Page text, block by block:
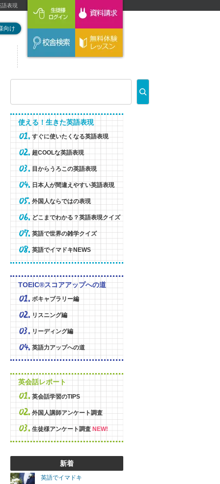
語表現
向け
使える！生きた英語表現
すぐに使いたくなる英語表現
超COOLな英語表現
目からうろこの英語表現
日本人が間違えやすい英語表現
外国人ならではの表現
どこまでわかる？英語表現クイズ
英語で世界の雑学クイズ
英語でイマドキNEWS
TOEIC®スコアアップへの道
ボキャブラリー編
リスニング編
リーディング編
英語力アップへの道
英会話レポート
英会話学習のTIPS
外国人講師アンケート調査
生徒様アンケート調査
新着
英語でイマドキ